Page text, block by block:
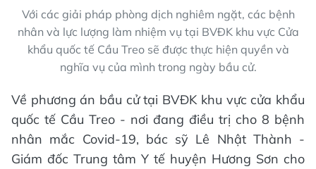
Với các giải pháp phòng dịch nghiêm ngặt, các bệnh
nhân và lực lượng làm nhiệm vụ tại BVĐK khu vực Cửa
khẩu quốc tế Cầu Treo sẽ được thực hiện quyền và
nghĩa vụ của mình trong ngày bầu cử.
Về phương án bầu cử tại BVĐK khu vực cửa khẩu
quốc tế Cầu Treo - nơi đang điều trị cho 8 bệnh
nhân mắc Covid-19, bác sỹ Lê Nhật Thành -
Giám đốc Trung tâm Y tế huyện Hương Sơn cho